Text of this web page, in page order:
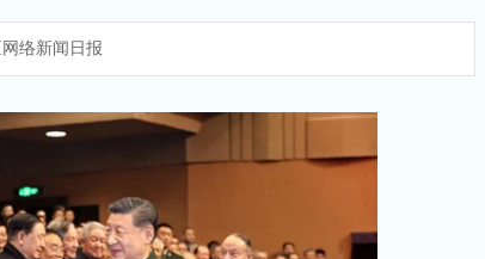
络新闻日报